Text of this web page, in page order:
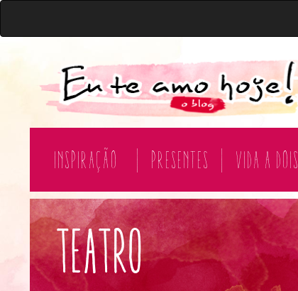
Inspiração | Presentes | Vida a Dois
teatro